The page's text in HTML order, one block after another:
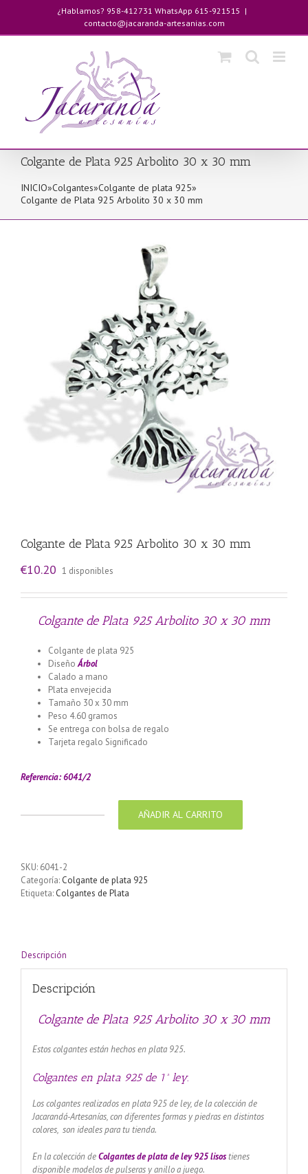
contenido
¿Hablamos? 958-412731 WhatsApp 615-921515 |
contacto@jacaranda-artesanias.com
Colgante de Plata 925 Arbolito 30 x 30 mm
INICIO»Colgantes»Colgante de plata 925»
Colgante de Plata 925 Arbolito 30 x 30 mm
Colgante de Plata 925 Arbolito 30 x 30 mm
€10.20 1 disponibles
Colgante de Plata 925 Arbolito 30 x 30 mm
Colgante de plata 925
DiseñoÁrbol
Calado a mano
Plata envejecida
Tamaño 30 x 30 mm
Peso 4.60 gramos
Se entrega con bolsa de regalo
Tarjeta regalo Significado
Referencia: 6041/2
Arbolito
30
x
AÑADIR AL CARRITO
SKU: 6041-2
Categoría: Colgante de plata 925
Etiqueta: Colgantes de Plata
Descripción
Descripción
Colgante de Plata 925 Arbolito 30 x 30 mm
Estos colgantes están hechos en plata 925.
Colgantes en plata 925 de 1ª ley.
Los colgantes realizados en plata 925 de ley, de la colección de
Jacarandá-Artesanías, con diferentes formas y piedras en distintos
colores, son ideales para tu tienda.
En la colección deColgantes de plata de ley 925 lisostienes
disponible modelos de pulseras y anillo a juego.